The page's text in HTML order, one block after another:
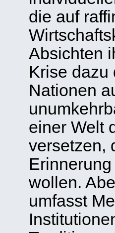
die auf
Absichten
Krise dazu
Nationen
einer Welt
versetzen,
wollen.
umfasst